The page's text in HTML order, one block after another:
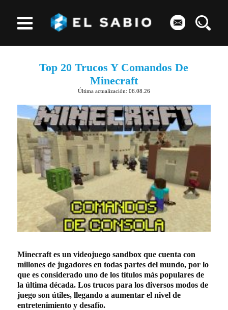
Top 20 Trucos Y Comandos De
Minecraft
Última actualización: 06.08.26
Minecraft es un videojuego sandbox que cuenta con
millones de jugadores en todas partes del mundo, por lo
que es considerado uno de los títulos más populares de
la última década. Los trucos para los diversos modos de
juego son útiles, llegando a aumentar el nivel de
entretenimiento y desafío.